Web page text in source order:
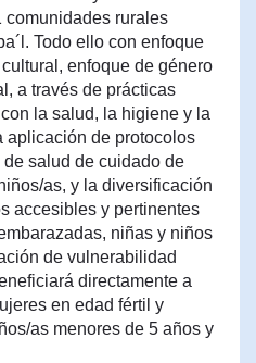
comunidades rurales
Todo ello con enfoque
enfoque de género
a través de prácticas
la salud, la higiene y la
aplicación de protocolos
salud de cuidado de
as, y la diversificación
accesibles y pertinentes
niñas y niños
de vulnerabilidad
directamente a
en edad fértil y
as menores de 5 años y